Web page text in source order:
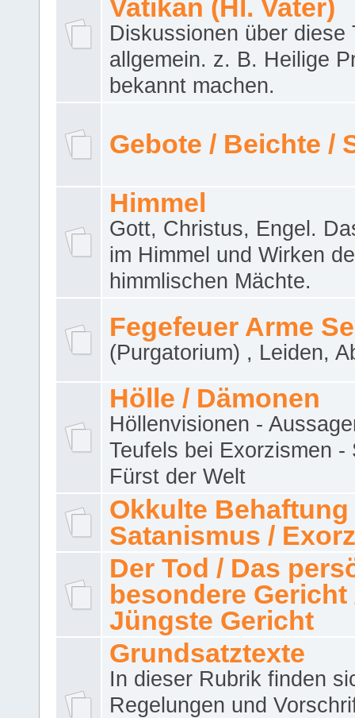
Vatikan (Hl. Vater)
Diskussionen über diese
allgemein. z. B. Heilige
bekannt machen.
Gebote / Beichte /
Himmel
Gott, Christus, Engel.
im Himmel und Wirken
himmlischen Mächte.
Fegefeuer Arme
(Purgatorium) , Leiden,
Hölle / Dämonen
Höllenvisionen -
Teufels bei Exorzismen -
Fürst der Welt
Okkulte Behaftung
Satanismus /
Der Tod / Das
besondere Gericht
Jüngste Gericht
Grundsatztexte
In dieser Rubrik finden
Regelungen und